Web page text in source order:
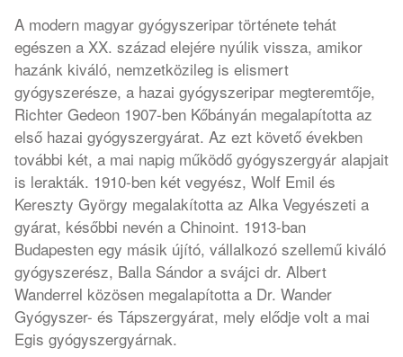
A modern magyar gyógyszeripar története tehát
egészen a XX. század elejére nyúlik vissza, amikor
hazánk kiváló, nemzetközileg is elismert
gyógyszerésze, a hazai gyógyszeripar megteremtője,
Richter Gedeon 1907-ben Kőbányán megalapította az
első hazai gyógyszergyárat. Az ezt követő években
további két, a mai napig működő gyógyszergyár alapjait
is lerakták. 1910-ben két vegyész, Wolf Emil és
Kereszty György megalakította az Alka Vegyészeti a
gyárat, későbbi nevén a Chinoint. 1913-ban
Budapesten egy másik újító, vállalkozó szellemű kiváló
gyógyszerész, Balla Sándor a svájci dr. Albert
Wanderrel közösen megalapította a Dr. Wander
Gyógyszer- és Tápszergyárat, mely elődje volt a mai
Egis gyógyszergyárnak.